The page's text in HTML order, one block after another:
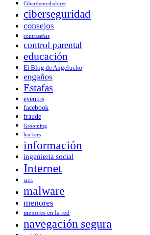
Ciberdepredadores
ciberseguridad
consejos
contraseñas
control parental
educación
El Blog de Angelucho
engaños
Estafas
eventos
facebook
fraude
Grooming
hackers
información
ingenieria social
Internet
java
malware
menores
menores en la red
navegación segura